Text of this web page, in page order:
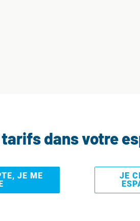
dans votre
JE ME
JE